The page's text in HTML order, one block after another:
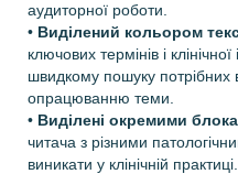
аудиторної роботи.
• Виділений кольором
ключових термінів і
швидкому пошуку потрібних
опрацюванню теми.
• Виділені окремими
читача з різними
виникати у клінічній